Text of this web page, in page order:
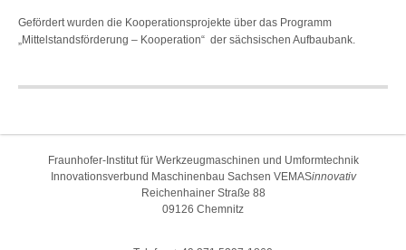
Gefördert wurden die Kooperationsprojekte über das Programm
„Mittelstandsförderung – Kooperation“ der sächsischen Aufbaubank.
Fraunhofer-Institut für Werkzeugmaschinen und Umformtechnik
Innovationsverbund Maschinenbau Sachsen VEMASinnovativ
Reichenhainer Straße 88
09126 Chemnitz